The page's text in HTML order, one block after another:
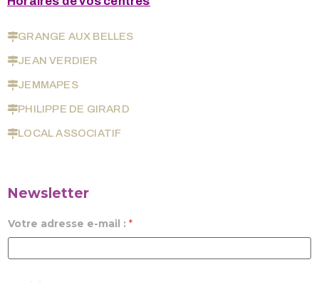
GRANGE AUX BELLES
JEAN VERDIER
JEMMAPES
PHILIPPE DE GIRARD
LOCAL ASSOCIATIF
Newsletter
Votre adresse e-mail : *